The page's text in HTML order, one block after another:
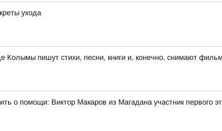
ухода
Колымы пишут стихи, песни, книги и, конечно, снимают
о помощи: Виктор Макаров из Магадана участник первого